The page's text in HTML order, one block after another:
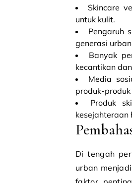
Skincare
untuk kulit.
Pengaruh
generasi
Banyak
kecantikan
Media
produk-
Produk
kesejahteraan
Di tengah
urban